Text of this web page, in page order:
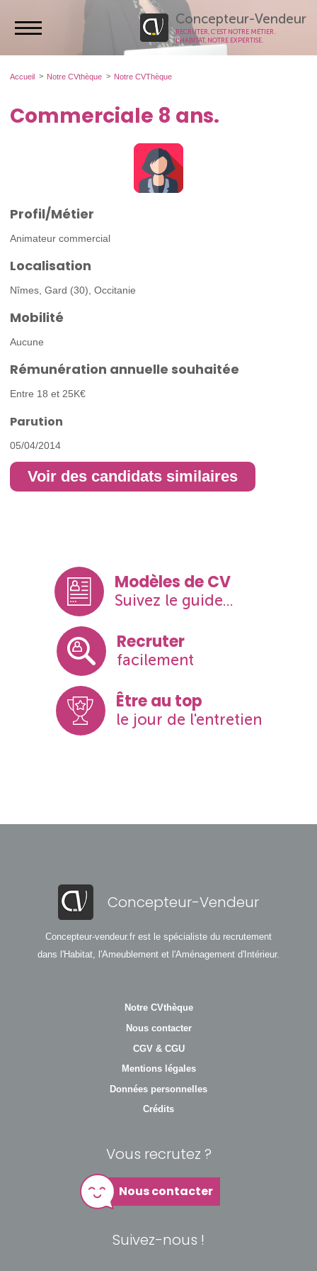
Concepteur-Vendeur
RECRUTER, C’EST NOTRE MÉTIER.
L’HABITAT, NOTRE EXPERTISE.
Accueil Notre CVthèque Notre CVThèque
Commerciale 8 ans.
Profil/Métier
Animateur commercial
Localisation
Nîmes, Gard (30), Occitanie
Mobilité
Aucune
Rémunération annuelle souhaitée
Entre 18 et 25K€
Parution
05/04/2014
Voir des candidats similaires
Modèles de CV
Suivez le guide...
Recruter
facilement
Être au top
le jour de l'entretien
Concepteur-Vendeur
Concepteur-vendeur.fr est le spécialiste du recrutement
dans l'Habitat, l'Ameublement et l'Aménagement d'Intérieur.
Notre CVthèque
Nous contacter
CGV & CGU
Mentions légales
Données personnelles
Crédits
Vous recrutez ?
Nous contacter
Suivez-nous !